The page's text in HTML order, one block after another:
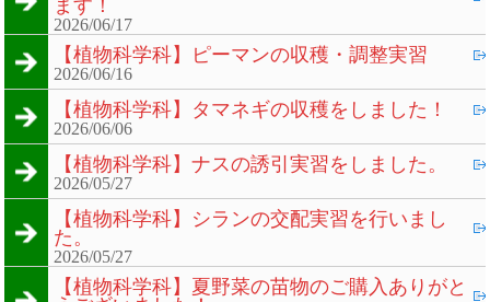
ます！
2026/06/17
【植物科学科】ピーマンの収穫・調整実習
2026/06/16
【植物科学科】タマネギの収穫をしました！
2026/06/06
【植物科学科】ナスの誘引実習をしました。
2026/05/27
【植物科学科】シランの交配実習を行いまし
た。
2026/05/27
【植物科学科】夏野菜の苗物のご購入ありがと